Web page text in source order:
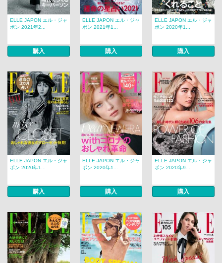
ELLE JAPON エル・ジャ
ポン 2021年2...
購入
ELLE JAPON エル・ジャ
ポン 2021年1...
購入
ELLE JAPON エル・ジャ
ポン 2020年1...
購入
ELLE JAPON エル・ジャ
ポン 2020年1...
購入
ELLE JAPON エル・ジャ
ポン 2020年1...
購入
ELLE JAPON エル・ジャ
ポン 2020年9...
購入